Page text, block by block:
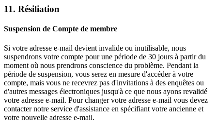
11. Résiliation
Suspension de Compte de membre
Si votre adresse e-mail devient invalide ou inutilisable, nous
suspendrons votre compte pour une période de 30 jours à partir du
moment où nous prendrons conscience du problème. Pendant la
période de suspension, vous serez en mesure d'accéder à votre
compte, mais vous ne recevrez pas d'invitations à des enquêtes ou
d'autres messages électroniques jusqu'à ce que nous ayons revalidé
votre adresse e-mail. Pour changer votre adresse e-mail vous devez
contacter notre service d'assistance en spécifiant votre ancienne et
votre nouvelle adresse e-mail.